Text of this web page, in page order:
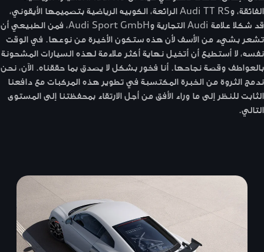
الفائقة، وAudi TT RS الرائعة، الكوبيه الرياضية بتصميمها الأيقوني،
قد شكلا علامة Audi التجارية وAudi Sport GmbH، فمن الطبيعي أن
تشعر بشيء من الأسف لأن هذه ستكون الأخيرة من نوعها. في الوقت
نفسه، لا أستطيع أن أتخيل نهاية أكثر ملاءمة لهذه السيارات المشحونة
بالعواطف وقصة نجاحها. أنا فخور بشكل لا يصدق بما حققناه. الآن، نحن
ندمج الثروة من الخبرة المكتسبة في تطوير هذه المركبات مع دافعنا
الثابت للنظر إلى ما وراء الأفق من أجل الارتقاء بمحفظتنا إلى المستوى
التالي.